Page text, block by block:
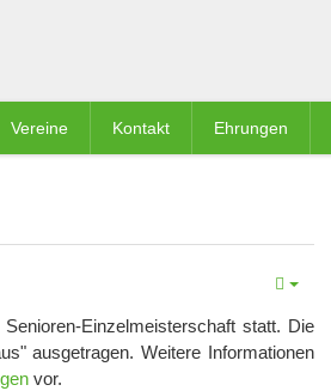
Vereine Kontakt Ehrungen
Einzelmeisterschaft statt. Die
ausgetragen. Weitere Informationen
vor.